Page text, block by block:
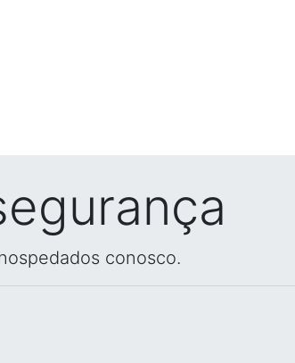
conosco.